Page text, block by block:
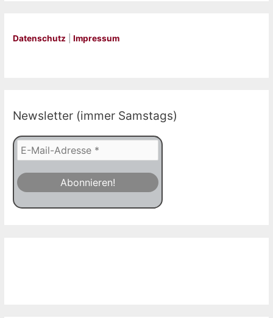
Datenschutz |Impressum
Newsletter (immer Samstags)